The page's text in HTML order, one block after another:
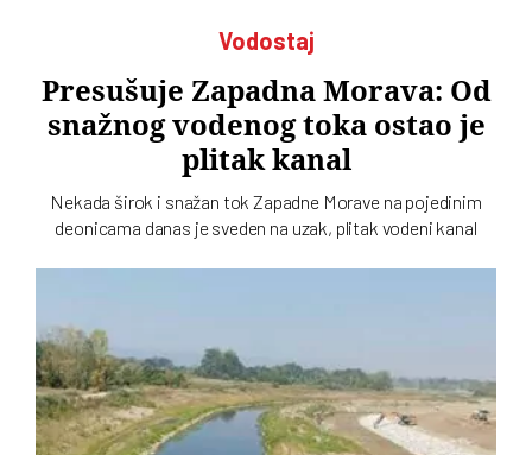
Vodostaj
Presušuje Zapadna Morava: Od
snažnog vodenog toka ostao je
plitak kanal
Nekada širok i snažan tok Zapadne Morave na pojedinim
deonicama danas je sveden na uzak, plitak vodeni kanal